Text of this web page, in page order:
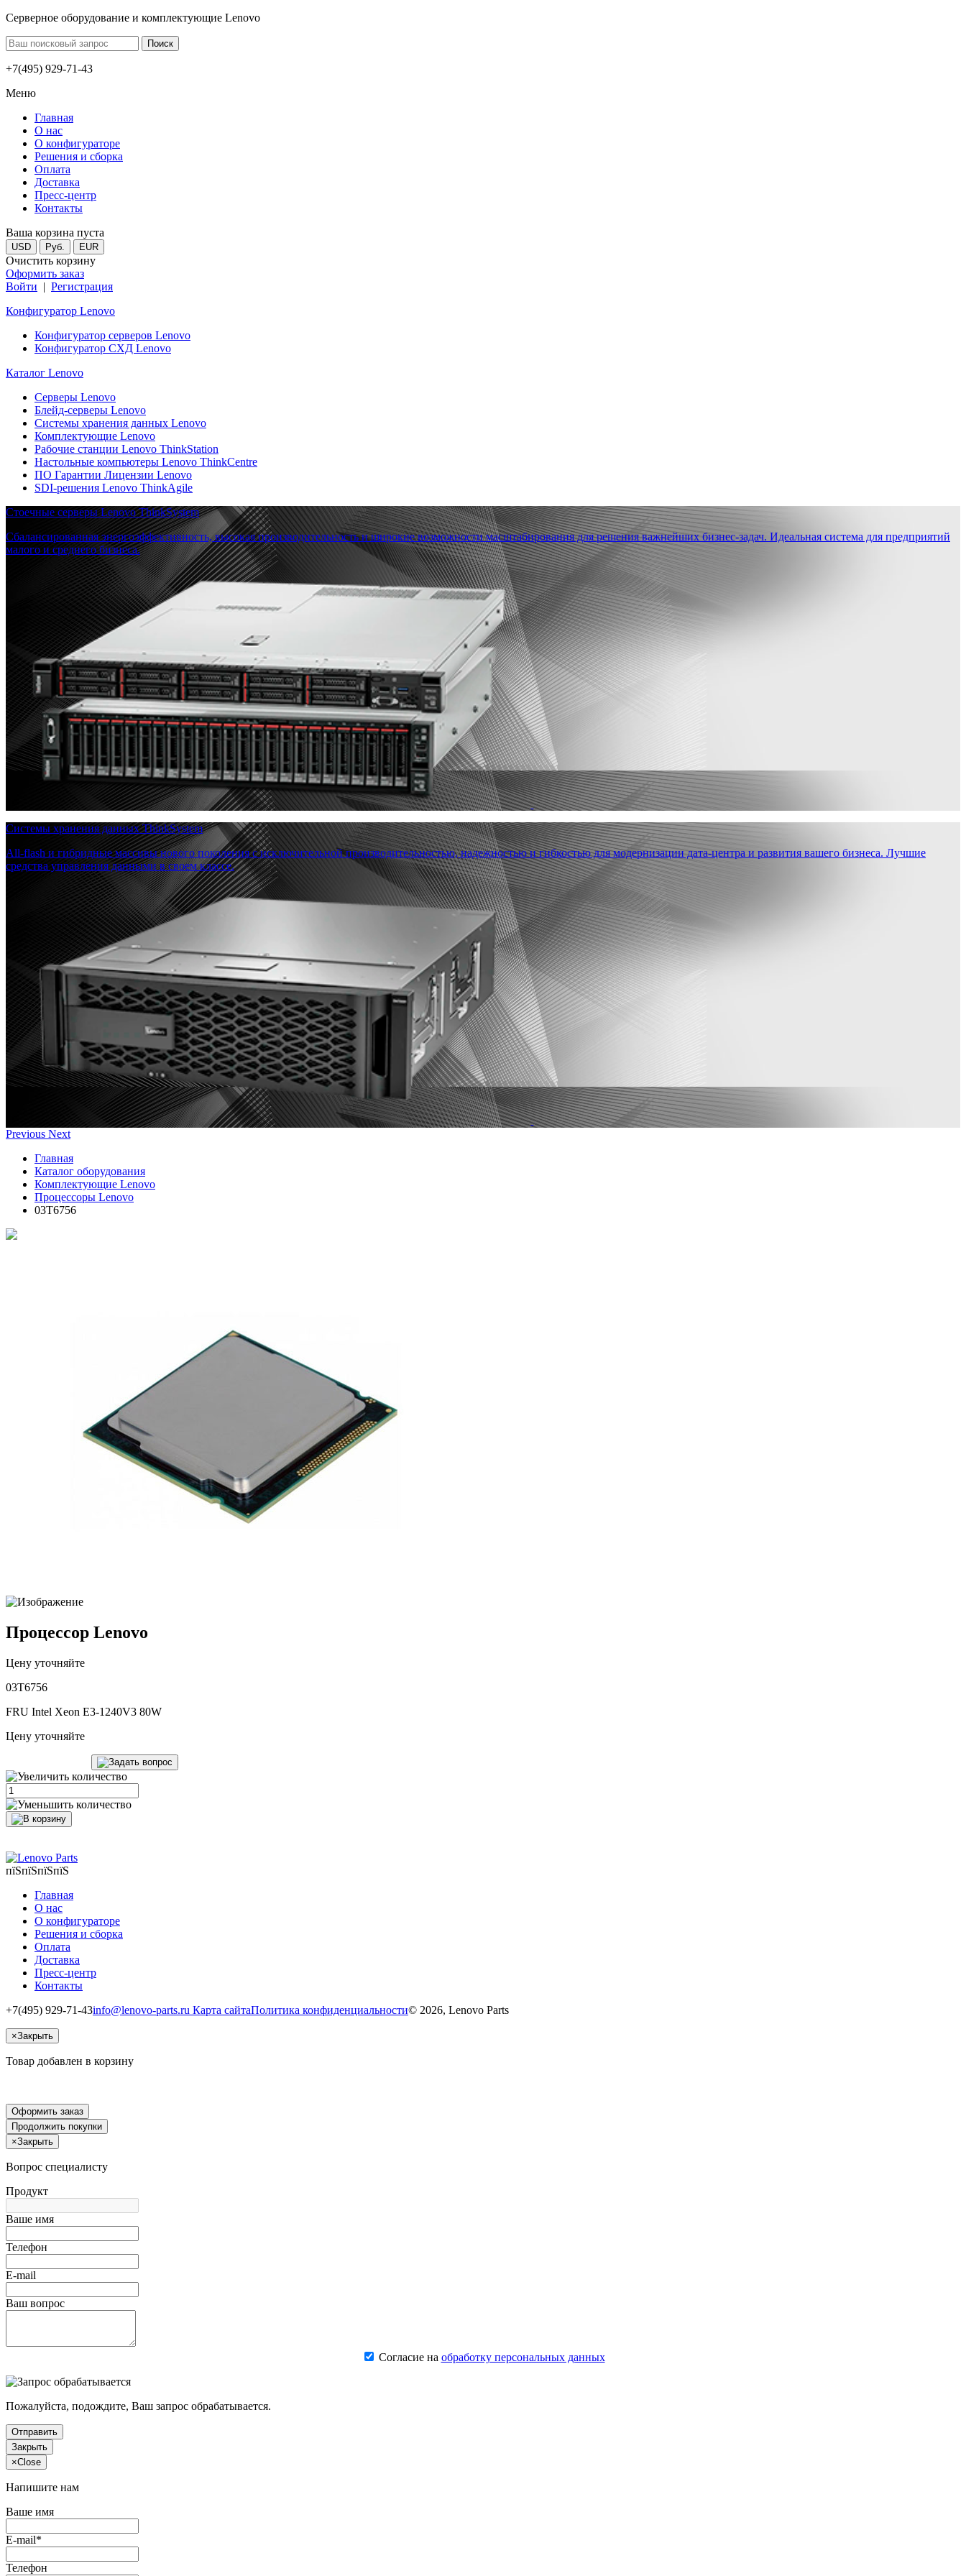
Серверное оборудование и комплектующие Lenovo
+7(495) 929-71-43
Меню
Главная
О нас
О конфигураторе
Решения и сборка
Оплата
Доставка
Пресс-центр
Контакты
Ваша корзина пуста
USD Руб. EUR
Очистить корзину
Оформить заказ
Войти | Регистрация
Конфигуратор Lenovo
Конфигуратор серверов Lenovo
Конфигуратор СХД Lenovo
Каталог Lenovo
Серверы Lenovo
Блейд-серверы Lenovo
Системы хранения данных Lenovo
Комплектующие Lenovo
Рабочие станции Lenovo ThinkStation
Настольные компьютеры Lenovo ThinkCentre
ПО Гарантии Лицензии Lenovo
SDI-решения Lenovo ThinkAgile
Стоечные серверы Lenovo ThinkSystem
Сбалансированная энергоэффективность, высокая производительность и широкие возможности масштабирования для решения важнейших бизнес-задач. Идеальная система для предприятий
малого и среднего бизнеса.
Системы хранения данных ThinkSystem
All-flash и гибридные массивы нового поколения с исключительной производительностью, надежностью и гибкостью для модернизации дата-центра и развития вашего бизнеса. Лучшие
средства управления данными в своем классе.
Previous Next
Главная
Каталог оборудования
Комплектующие Lenovo
Процессоры Lenovo
03T6756
Процессор Lenovo
Цену уточняйте
03T6756
FRU Intel Xeon E3-1240V3 80W
Цену уточняйте
пїЅпїЅпїЅпїЅ
Главная
О нас
О конфигураторе
Решения и сборка
Оплата
Доставка
Пресс-центр
Контакты
+7(495) 929-71-43info@lenovo-parts.ru Карта сайтаПолитика конфиденциальности© 2026, Lenovo Parts
×Закрыть
Товар добавлен в корзину
Оформить заказ
Продолжить покупки
×Закрыть
Вопрос специалисту
Продукт
Ваше имя
Телефон
E-mail
Ваш вопрос
Согласие на обработку персональных данных
Пожалуйста, подождите, Ваш запрос обрабатывается.
Отправить
Закрыть
×Close
Напишите нам
Ваше имя
E-mail*
Телефон